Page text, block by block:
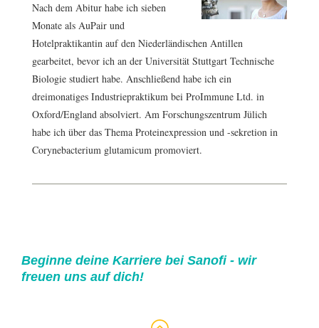
Nach dem Abitur habe ich sieben
Monate als AuPair und
Hotelpraktikantin auf den Niederländischen Antillen
gearbeitet, bevor ich an der Universität Stuttgart Technische
Biologie studiert habe. Anschließend habe ich ein
dreimonatiges Industriepraktikum bei ProImmune Ltd. in
Oxford/England absolviert. Am Forschungszentrum Jülich
habe ich über das Thema Proteinexpression und -sekretion in
Corynebacterium glutamicum promoviert.
Beginne deine Karriere bei Sanofi - wir
freuen uns auf dich!